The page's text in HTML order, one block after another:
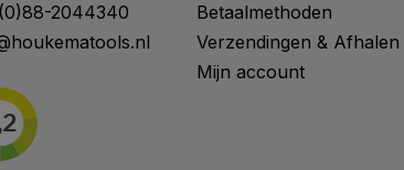
2044340
Betaalmethoden
Verzendingen & Afhalen
Mijn account